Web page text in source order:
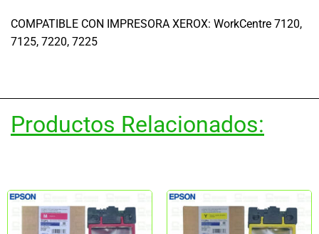
COMPATIBLE CON IMPRESORA XEROX: WorkCentre 7120,
7125, 7220, 7225
Productos Relacionados: